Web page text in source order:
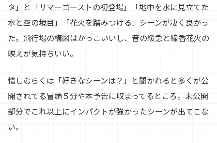
タ」と「サマーゴーストの初登場」「地中を水に見立てた
水と空の境目」「花火を踏みつける」シーンが凄く良かっ
た。飛行場の構図はかっこいいし、音の緩急と線香花火の
映えが気持ちいい。
惜しむらくは「好きなシーンは？」と聞かれると多くが公
開されてる冒頭５分や本予告に収まってるところ。未公開
部分でこれ以上にインパクトが強かったシーンが出てこな
い。